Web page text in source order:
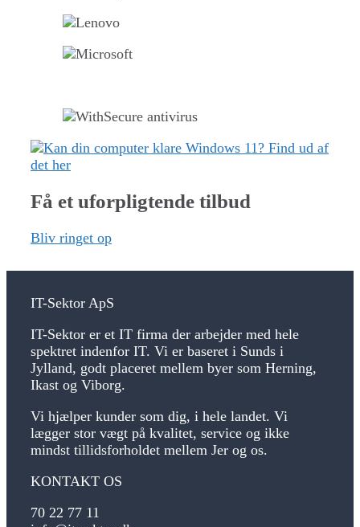
Få et uforpligtende tilbud
Bliv ringet op
IT-Sektor ApS
IT-Sektor er et IT firma der arbejder med hele
spektret indenfor IT. Vi er baseret i Sunds i
Jylland, godt placeret mellem byer som Herning,
Ikast og Viborg.
Vi hjælper kunder som dig, i hele landet. Vi
lægger stor vægt på kvalitet, service og ikke
mindst tillidsforholdet mellem Jer og os.
KONTAKT OS
70 22 77 11